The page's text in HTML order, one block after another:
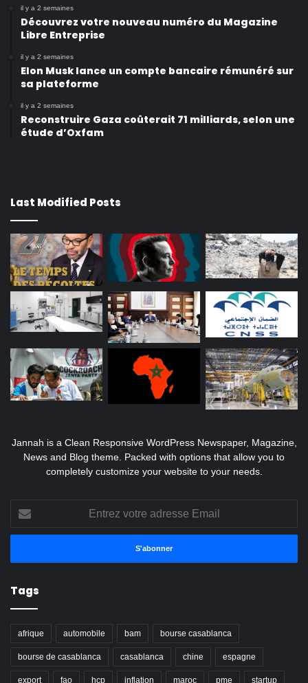
il y a 2 semaines
Découvrez votre nouveau numéro du Magazine
Libre Entreprise
il y a 2 semaines
Elon Musk lance un compte bancaire rémunéré sur
sa plateforme
il y a 2 semaines
Reconstruire Gaza coûterait 71 milliards, selon une
étude d’Oxfam
Last Modified Posts
Jannah is a Clean Responsive WordPress Newspaper, Magazine,
News and Blog theme. Packed with options that allow you to
completely customize your website to your needs.
Entrez
votre
adresse
Tags
afrique automobile bam bourse casablanca
bourse de casablanca casablanca chine espagne
export fao hcp inflation maroc pme startup